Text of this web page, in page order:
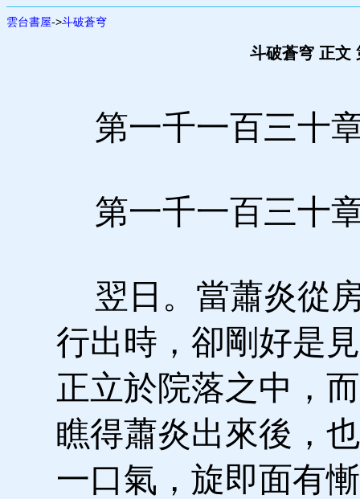
雲台書屋->斗破蒼穹
斗破蒼穹 正文
第一千一百三十
第一千一百三十
翌日。當蕭炎從
行出時，卻剛好是
正立於院落之中，
瞧得蕭炎出來後，
一口氣，旋即面有